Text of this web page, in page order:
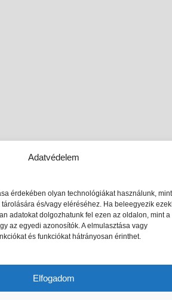
Adatvédelem
érdekében olyan technológiákat használunk,
és/vagy eléréséhez. Ha beleegyezik
adatokat dolgozhatunk fel ezen az oldalon, mint a
az egyedi azonosítók. A elmulasztása vagy
és funkciókat hátrányosan érinthet.
Elfogadom